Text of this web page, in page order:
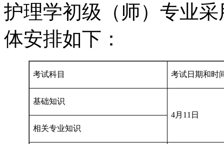
护理学初级（师）专业
体安排如下：
考试科目 考试日期和时
基础知识
4月11日
相关专业知识